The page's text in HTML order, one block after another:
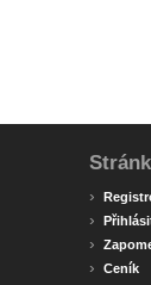
›
›
›
› Ceník